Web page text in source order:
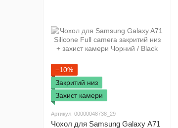
−10%
Закритий низ
Захист камери
Артикул: 00000048738_29
Чохол для Samsung Galaxy A71